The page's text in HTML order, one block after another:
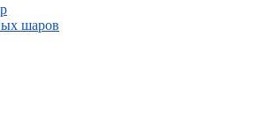
шаров